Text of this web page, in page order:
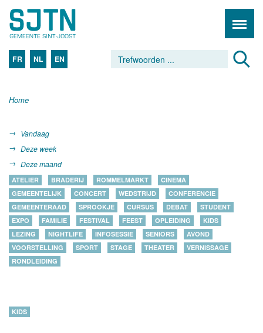
FR NL EN
Home
Vandaag
Deze week
Deze maand
ATELIER BRADERIJ ROMMELMARKT
CINEMA
GEMEENTELIJK
CONCERT WEDSTRIJD
CONFERENCIE
GEMEENTERAAD
SPROOKJE CURSUS DEBAT
STUDENT
EXPO
FAMILIE FESTIVAL FEEST OPLEIDING
KIDS
LEZING
NIGHTLIFE INFOSESSIE SENIORS
AVOND
VOORSTELLING
SPORT STAGE THEATER
VERNISSAGE
RONDLEIDING
KIDS